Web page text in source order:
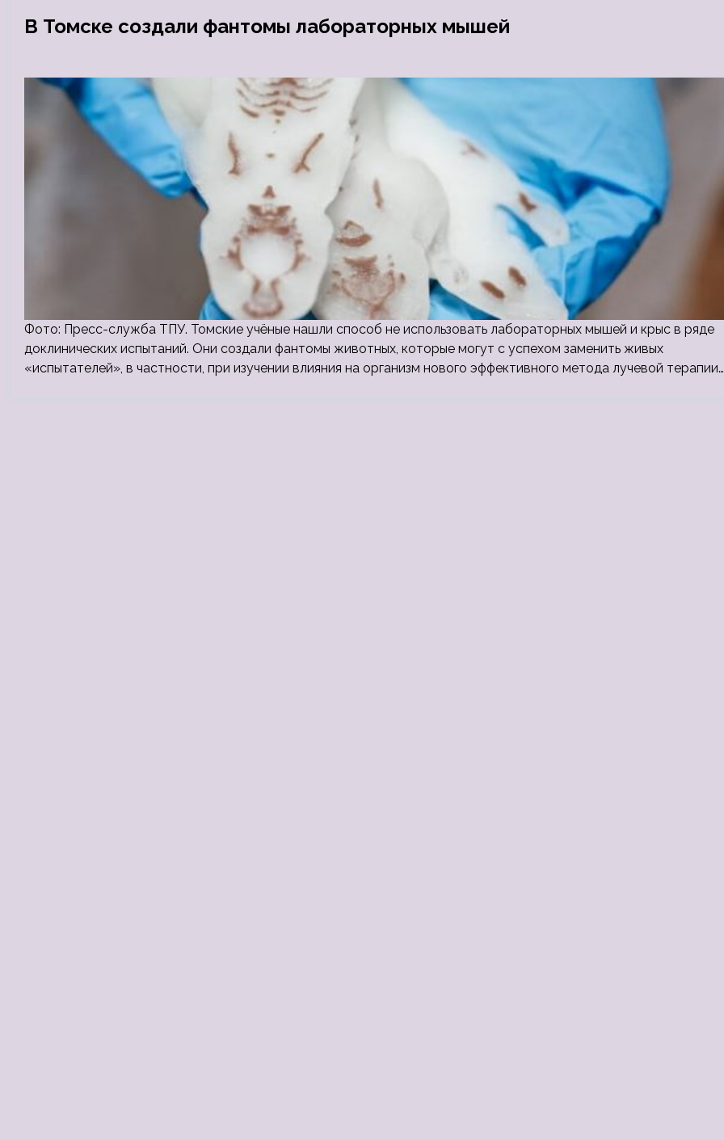
В Томске создали фантомы лабораторных мышей
Фото: Пресс-служба ТПУ. Томские учёные нашли способ не использовать лабораторных мышей и крыс в ряде
доклинических испытаний. Они создали фантомы животных, которые могут с успехом заменить живых
«испытателей», в частности, при изучении влияния на организм нового эффективного метода лучевой терапии…